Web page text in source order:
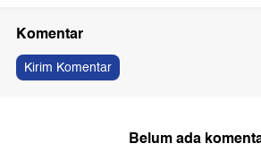
Komentar
Kirim Komentar
Belum ada